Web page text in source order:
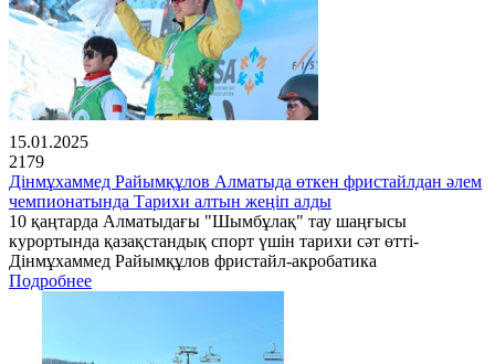
15.01.2025
2179
Дінмұхаммед Райымқұлов Алматыда өткен фристайлдан әлем
чемпионатында Тарихи алтын жеңіп алды
10 қаңтарда Алматыдағы "Шымбұлақ" тау шаңғысы
курортында қазақстандық спорт үшін тарихи сәт өтті-
Дінмұхаммед Райымқұлов фристайл-акробатика
Подробнее